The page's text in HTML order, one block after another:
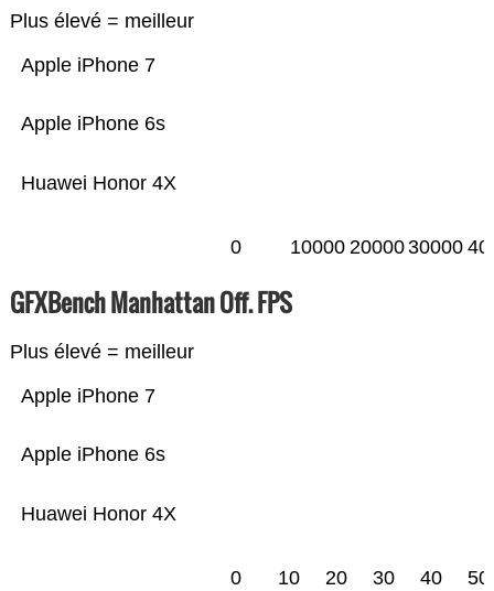
Plus élevé = meilleur
Huawei Honor 4X
Apple iPhone 6s
Apple iPhone 7
0 10000 2000030000
GFXBench Manhattan Off. FPS
Plus élevé = meilleur
Huawei Honor 4X
Apple iPhone 6s
Apple iPhone 7
0 10 20 30 40 50